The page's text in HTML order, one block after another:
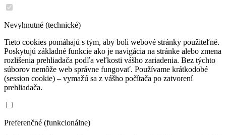
Nevyhnutné (technické)
Tieto cookies pomáhajú s tým, aby boli webové stránky použiteľné.
Poskytujú základné funkcie ako je navigácia na stránke alebo zmena
rozlišenia prehliadača podľa veľkosti vášho zariadenia. Bez týchto
súborov nemôže web správne fungovať. Používame krátkodobé
(session cookie) – vymažú sa z vášho počítača po zatvorení
prehliadača.
Preferenčné (funkcionálne)